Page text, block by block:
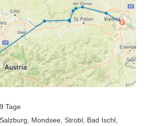
9 Tage
Salzburg , Mondsee , Strobl , Bad Ischl